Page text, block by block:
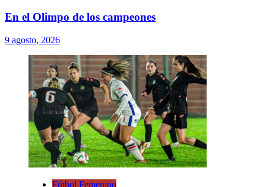
En el Olimpo de los campeones
9 agosto, 2026
Fútbol Femenino